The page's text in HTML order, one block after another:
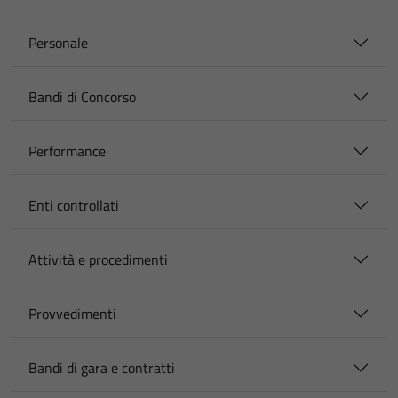
Personale
Bandi di Concorso
Performance
Enti controllati
Attività e procedimenti
Provvedimenti
Bandi di gara e contratti